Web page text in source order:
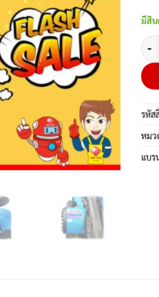
มีสิน
จำ
รหัส
หม
แบร